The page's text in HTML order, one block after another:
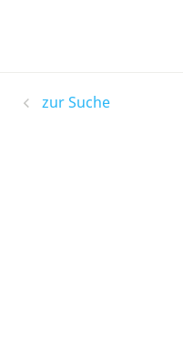
zur Suche